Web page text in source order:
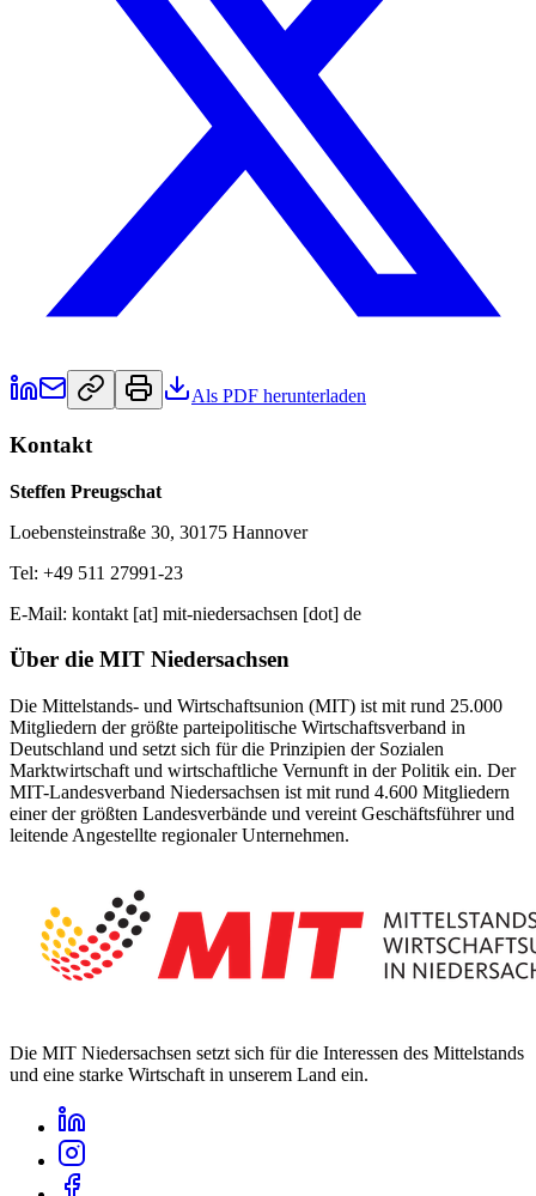
Als PDF herunterladen
Kontakt
Steffen Preugschat
Loebensteinstraße 30, 30175 Hannover
Tel: +49 511 27991-23
E-Mail: kontakt [at] mit-niedersachsen [dot] de
Über die MIT Niedersachsen
Die Mittelstands- und Wirtschaftsunion (MIT) ist mit rund 25.000
Mitgliedern der größte parteipolitische Wirtschaftsverband in
Deutschland und setzt sich für die Prinzipien der Sozialen
Marktwirtschaft und wirtschaftliche Vernunft in der Politik ein. Der
MIT-Landesverband Niedersachsen ist mit rund 4.600 Mitgliedern
einer der größten Landesverbände und vereint Geschäftsführer und
leitende Angestellte regionaler Unternehmen.
Die MIT Niedersachsen setzt sich für die Interessen des Mittelstands
und eine starke Wirtschaft in unserem Land ein.